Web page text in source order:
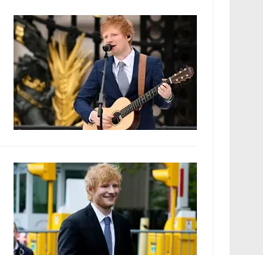
Photo
Infographic
Góc ảnh
Công nghệ
Hitech Công nghệ tương lai
Sản phẩm
Thị trường